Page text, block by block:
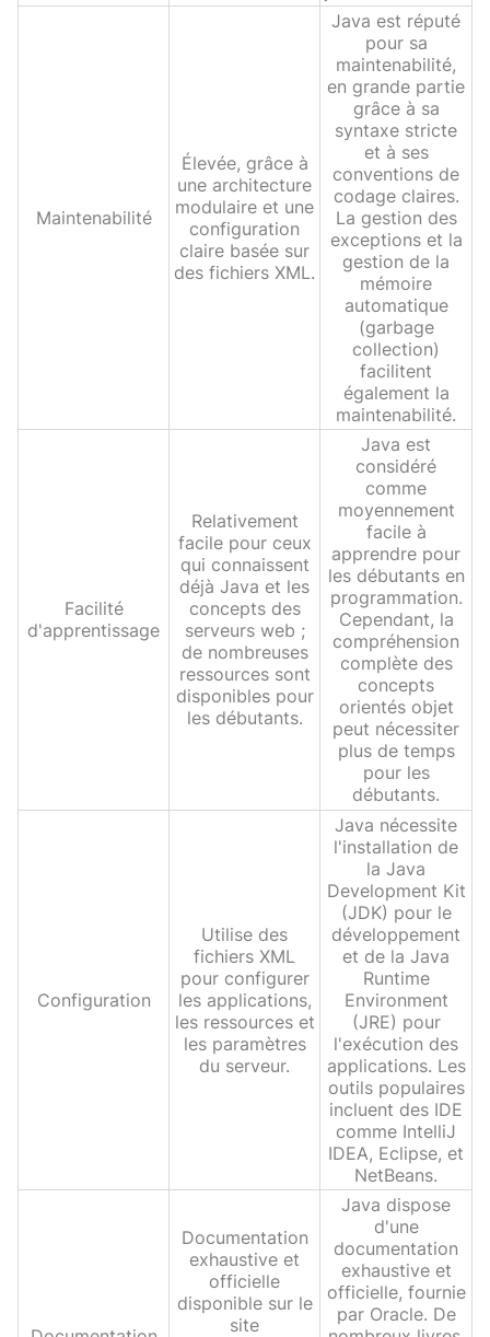
Maintenabilité
Élevée, grâce à
une architecture
modulaire et une
configuration
claire basée sur
des fichiers XML.
Java est réputé
pour sa
maintenabilité,
en grande partie
grâce à sa
syntaxe stricte
et à ses
conventions de
codage claires.
La gestion des
exceptions et la
gestion de la
mémoire
automatique
(garbage
collection)
facilitent
également la
maintenabilité.
Facilité
d'apprentissage
Relativement
facile pour ceux
qui connaissent
déjà Java et les
concepts des
serveurs web ;
de nombreuses
ressources sont
disponibles pour
les débutants.
Java est
considéré
comme
moyennement
facile à
apprendre pour
les débutants en
programmation.
Cependant, la
compréhension
complète des
concepts
orientés objet
peut nécessiter
plus de temps
pour les
débutants.
Configuration
Utilise des
fichiers XML
pour configurer
les applications,
les ressources et
les paramètres
du serveur.
Java nécessite
l'installation de
la Java
Development Kit
(JDK) pour le
développement
et de la Java
Runtime
Environment
(JRE) pour
l'exécution des
applications. Les
outils populaires
incluent des IDE
comme IntelliJ
IDEA, Eclipse, et
NetBeans.
Documentation
exhaustive et
officielle
disponible sur le
site
Java dispose
d'une
documentation
exhaustive et
officielle, fournie
par Oracle. De